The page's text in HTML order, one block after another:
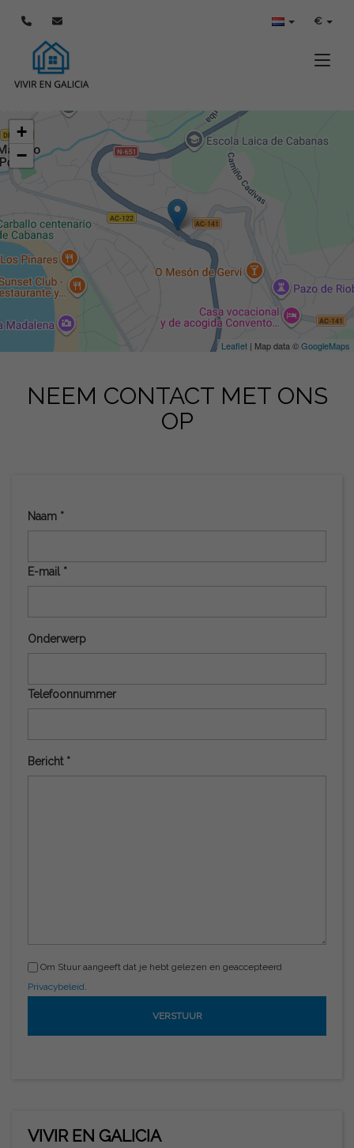
€
+
−
Leaflet | Map data ©GoogleMaps
NEEM CONTACT MET ONS
OP
Naam *
E-mail *
Onderwerp
Telefoonnummer
Bericht *
Om Stuur aangeeft dat je hebt gelezen en geaccepteerd
Privacybeleid.
VIVIR EN GALICIA